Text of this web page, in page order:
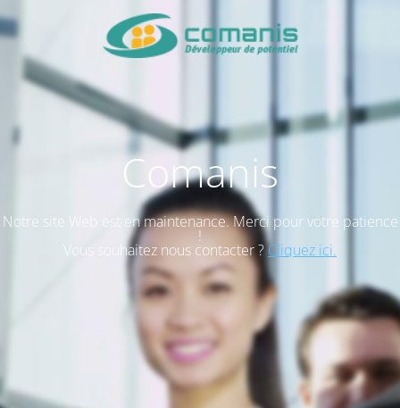
Comanis
Notre site Web est en maintenance. Merci pour votre patience
!
Vous souhaitez nous contacter ? Cliquez ici.